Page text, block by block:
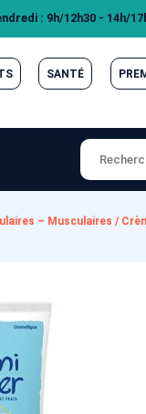
: 9h/12h30 - 14h/
SANTÉ
– Musculaires /